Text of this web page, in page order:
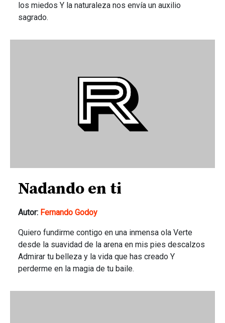
los miedos Y la naturaleza nos envía un auxilio
sagrado.
Nadando en ti
Autor: Fernando Godoy
Quiero fundirme contigo en una inmensa ola Verte
desde la suavidad de la arena en mis pies descalzos
Admirar tu belleza y la vida que has creado Y
perderme en la magia de tu baile.